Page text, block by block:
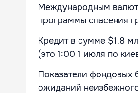
Международным
программы спасения
Кредит в сумме $1,8
(это 1:00 1 июля по
Показатели
ожиданий